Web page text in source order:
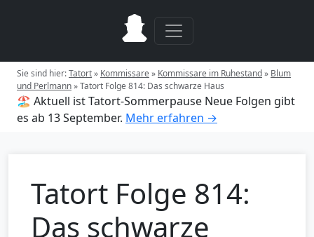
Sie sind hier:Tatort» Kommissare» Kommissare im Ruhestand» Blum
und Perlmann»Tatort Folge 814: Das schwarze Haus
🏖️ Aktuell ist Tatort-Sommerpause Neue Folgen gibt
es ab 13 September. Mehr erfahren →
Tatort Folge 814:
Das schwarze